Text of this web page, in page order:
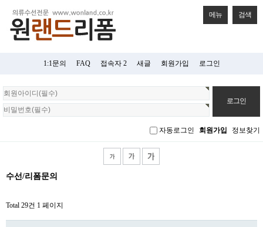
메뉴 검색
1:1문의 FAQ 접속자 2 새글 회원가입 로그인
회
원
로
자동로그인 회원가입 정보찾기
수선/리폼문의
Total 29건 1 페이지